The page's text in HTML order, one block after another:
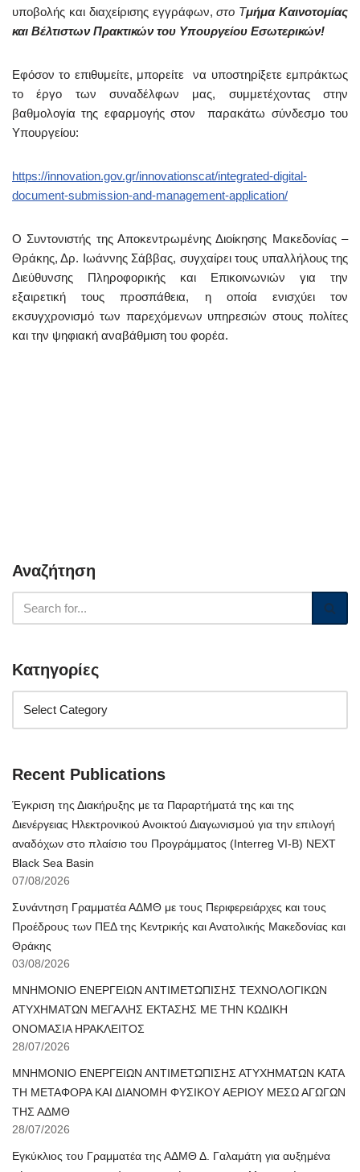
υποβολής και διαχείρισης εγγράφων,στο Τμήμα Καινοτομίας
και Βέλτιστων Πρακτικών του Υπουργείου Εσωτερικών!
Εφόσον το επιθυμείτε, μπορείτε να υποστηρίξετε εμπράκτως
το έργο των συναδέλφων μας, συμμετέχοντας στην
βαθμολογία της εφαρμογής στον
παρακάτω σύνδεσμο του
Υπουργείου:
https://innovation.gov.gr/innovationscat/integrated-digital-
document-submission-and-management-application/
Ο Συντονιστής της Αποκεντρωμένης Διοίκησης Μακεδονίας –
Θράκης, Δρ. Ιωάννης Σάββας, συγχαίρει τους υπαλλήλους της
Διεύθυνσης Πληροφορικής και Επικοινωνιών για την
εξαιρετική τους προσπάθεια, η οποία ενισχύει τον
εκσυγχρονισμό των παρεχόμενων υπηρεσιών στους πολίτες
και την ψηφιακή αναβάθμιση του φορέα.
Αναζήτηση
Κατηγορίες
Recent Publications
Έγκριση της Διακήρυξης με τα Παραρτήματά της και της
Διενέργειας Ηλεκτρονικού Ανοικτού Διαγωνισμού για την επιλογή
αναδόχων στο πλαίσιο του Προγράμματος (Interreg VI-B) NEXT
Black Sea Basin
07/08/2026
Συνάντηση Γραμματέα ΑΔΜΘ με τους Περιφερειάρχες και τους
Προέδρους των ΠΕΔ της Κεντρικής και Ανατολικής Μακεδονίας και
Θράκης
03/08/2026
ΜΝΗΜΟΝΙΟ ΕΝΕΡΓΕΙΩΝ ΑΝΤΙΜΕΤΩΠΙΣΗΣ ΤΕΧΝΟΛΟΓΙΚΩΝ
ΑΤΥΧΗΜΑΤΩΝ ΜΕΓΑΛΗΣ ΕΚΤΑΣΗΣ ΜΕ ΤΗΝ ΚΩΔΙΚΗ
ΟΝΟΜΑΣΙΑ ΗΡΑΚΛΕΙΤΟΣ
28/07/2026
ΜΝΗΜΟΝΙΟ ΕΝΕΡΓΕΙΩΝ ΑΝΤΙΜΕΤΩΠΙΣΗΣ ΑΤΥΧΗΜΑΤΩΝ ΚΑΤΑ
ΤΗ ΜΕΤΑΦΟΡΑ ΚΑΙ ΔΙΑΝΟΜΗ ΦΥΣΙΚΟΥ ΑΕΡΙΟΥ ΜΕΣΩ ΑΓΩΓΩΝ
ΤΗΣ ΑΔΜΘ
28/07/2026
Εγκύκλιος του Γραμματέα της ΑΔΜΘ Δ. Γαλαμάτη για αυξημένα